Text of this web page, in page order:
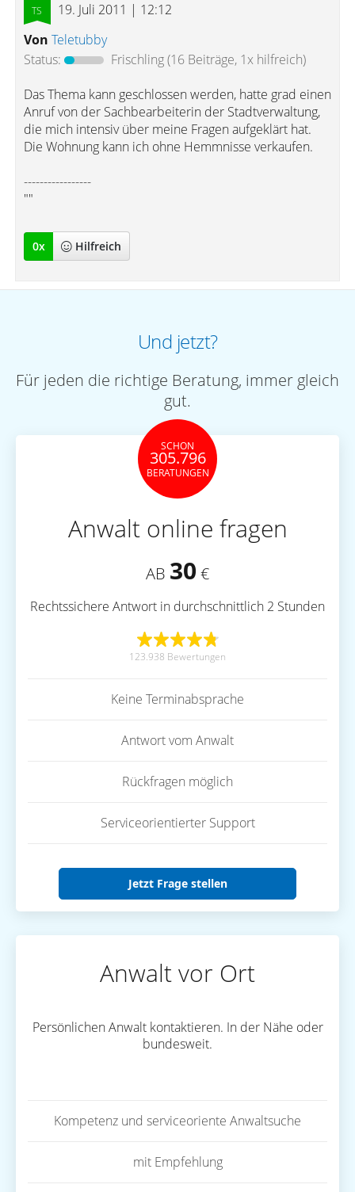
19. Juli 2011 | 12:12
Von Teletubby
Status:
Frischling(16 Beiträge, 1x hilfreich)
Das Thema kann geschlossen werden, hatte grad einen
Anruf von der Sachbearbeiterin der Stadtverwaltung,
die mich intensiv über meine Fragen aufgeklärt hat.
Die Wohnung kann ich ohne Hemmnisse verkaufen.
-----------------
""
0x Hilfreich
Und jetzt?
Für jeden die richtige Beratung, immer gleich
gut.
SCHON
305.796
BERATUNGEN
Anwalt online fragen
AB 30 €
Rechtssichere Antwort in durchschnittlich 2 Stunden
123.938 Bewertungen
Keine Terminabsprache
Antwort vom Anwalt
Rückfragen möglich
Serviceorientierter Support
Jetzt Frage stellen
Anwalt vor Ort
Persönlichen Anwalt kontaktieren. In der Nähe oder
bundesweit.
Kompetenz und serviceoriente Anwaltsuche
mit Empfehlung